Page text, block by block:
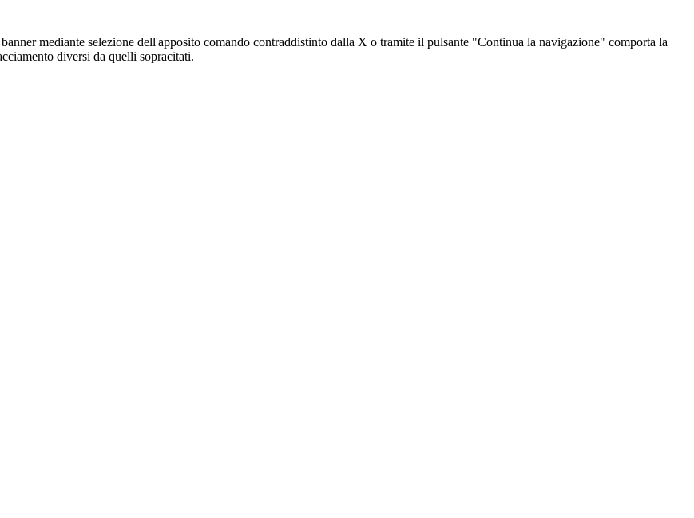
mediante selezione dell'apposito comando contraddistinto dalla X o tramite il pulsante "Continua la navigazione" comporta la
diversi da quelli sopracitati.